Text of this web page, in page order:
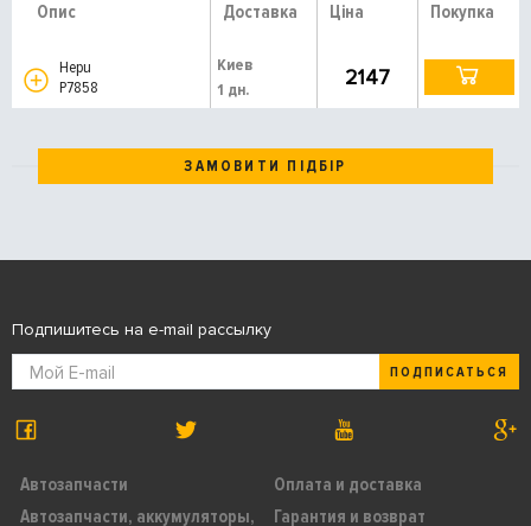
Опис Доставка Ціна Покупка
Hepu
P7858
Киев
1 дн.
2147
ЗАМОВИТИ ПІДБІР
Автозапчасти
Автозапчасти, аккумуляторы,
Оплата и доставка
Гарантия и возврат
Подпишитесь на e-mail рассылку
ПОДПИСАТЬСЯ